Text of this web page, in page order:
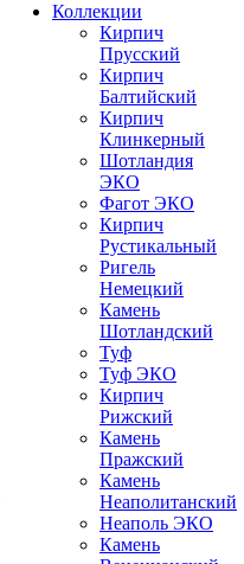
Коллекции
Кирпич
Прусский
Кирпич
Балтийский
Кирпич
Клинкерный
Шотландия
ЭКО
Фагот ЭКО
Кирпич
Рустикальный
Ригель
Немецкий
Камень
Шотландский
Туф
Туф ЭКО
Кирпич
Рижский
Камень
Пражский
Камень
Неаполитанский
Неаполь ЭКО
Камень